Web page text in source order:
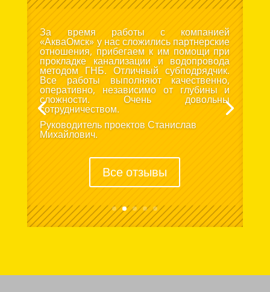
За время работы с компанией
«АкваОмск» у нас сложились партнерские
отношения, прибегаем к им помощи при
прокладке канализации и водопровода
методом ГНБ. Отличный субподрядчик.
Все работы выполняют качественно,
оперативно, независимо от глубины и
сложности. Очень довольны
сотрудничеством.
Руководитель проектов Станислав
Михайлович.
Все отзывы